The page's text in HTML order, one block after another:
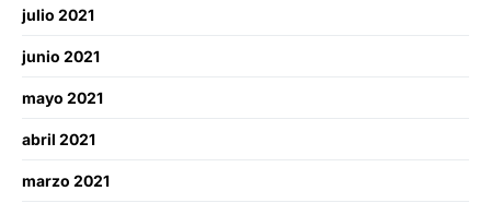
julio 2021
junio 2021
mayo 2021
abril 2021
marzo 2021